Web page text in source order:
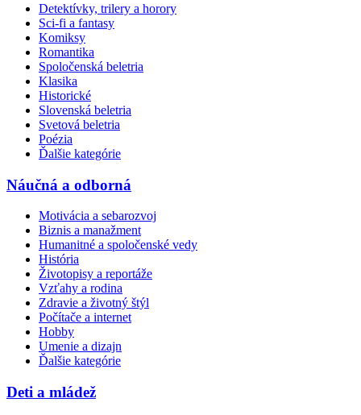
Detektívky, trilery a horory
Sci-fi a fantasy
Komiksy
Romantika
Spoločenská beletria
Klasika
Historické
Slovenská beletria
Svetová beletria
Poézia
Ďalšie kategórie
Náučná a odborná
Motivácia a sebarozvoj
Biznis a manažment
Humanitné a spoločenské vedy
História
Životopisy a reportáže
Vzťahy a rodina
Zdravie a životný štýl
Počítače a internet
Hobby
Umenie a dizajn
Ďalšie kategórie
Deti a mládež